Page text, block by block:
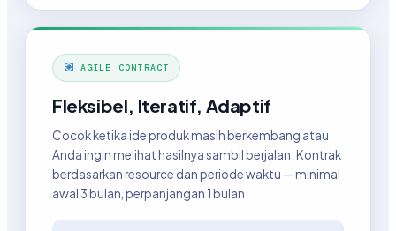
AGILE CONTRACT
Fleksibel, Iteratif, Adaptif
Cocok ketika ide produk masih berkembang atau
Anda ingin melihat hasilnya sambil berjalan. Kontrak
berdasarkan resource dan periode waktu — minimal
awal 3 bulan, perpanjangan 1 bulan.